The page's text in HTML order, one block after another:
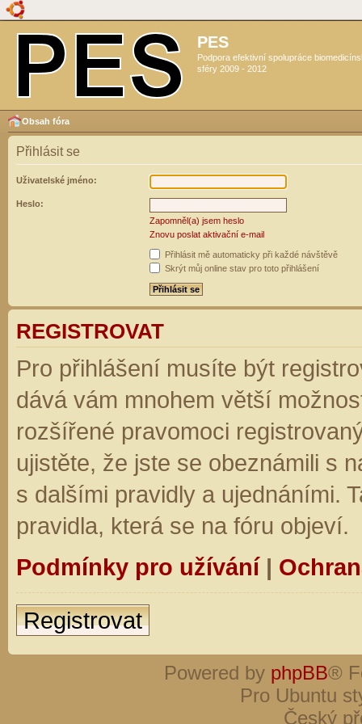
PES
Podpora efektivní spolupráce
sféry 2009 - 2012
Obsah fóra
Přihlásit se
Uživatelské jméno:
Heslo:
Zapomněl(a) jsem heslo
Znovu poslat aktivační e-mail
Přihlásit mě automaticky při každé návštěvě
Skrýt můj online stav pro toto přihlášení
REGISTROVAT
Pro přihlášení musíte být
dává vám mnohem větší
rozšířené pravomoci
ujistěte, že jste se obeznámili s
s dalšími pravidly a ujednáními.
pravidla, která se na fóru objeví.
Podmínky pro užívání|
Registrovat
Powered by phpBB®
Pro Ubuntu
Český